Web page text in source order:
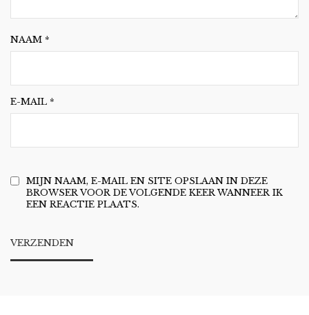
NAAM *
E-MAIL *
MIJN NAAM, E-MAIL EN SITE OPSLAAN IN DEZE
BROWSER VOOR DE VOLGENDE KEER WANNEER IK
EEN REACTIE PLAATS.